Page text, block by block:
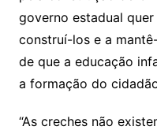
governo estadual
construí-los e a
de que a educação
a formação do
“As creches não